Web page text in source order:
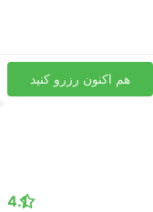
هم اکنون رزرو کنید
4.1